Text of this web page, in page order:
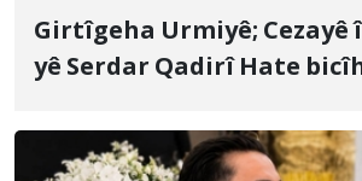
Girtîgeha Urmiyê;
yê Serdar Qadirî Hate